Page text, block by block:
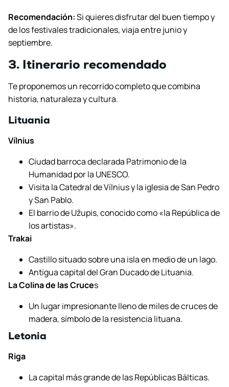
Recomendación:Si quieres disfrutar del buen tiempo y
de los festivales tradicionales, viaja entre junio y
septiembre.
3. Itinerario recomendado
Te proponemos un recorrido completo que combina
historia, naturaleza y cultura.
Lituania
Vílnius
Ciudad barroca declarada Patrimonio de la
Humanidad por la UNESCO.
Visita la Catedral de Vílnius y la iglesia de San Pedro
y San Pablo.
El barrio de Užupis, conocido como «la República de
los artistas».
Trakai
Castillo situado sobre una isla en medio de un lago.
Antigua capital del Gran Ducado de Lituania.
La Colina de las Cruces
Un lugar impresionante lleno de miles de cruces de
madera, símbolo de la resistencia lituana.
Letonia
Riga
La capital más grande de las Repúblicas Bálticas.